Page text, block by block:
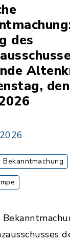
des
den
Bekanntmachung